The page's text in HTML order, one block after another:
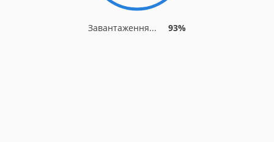
Завантаження... 93%